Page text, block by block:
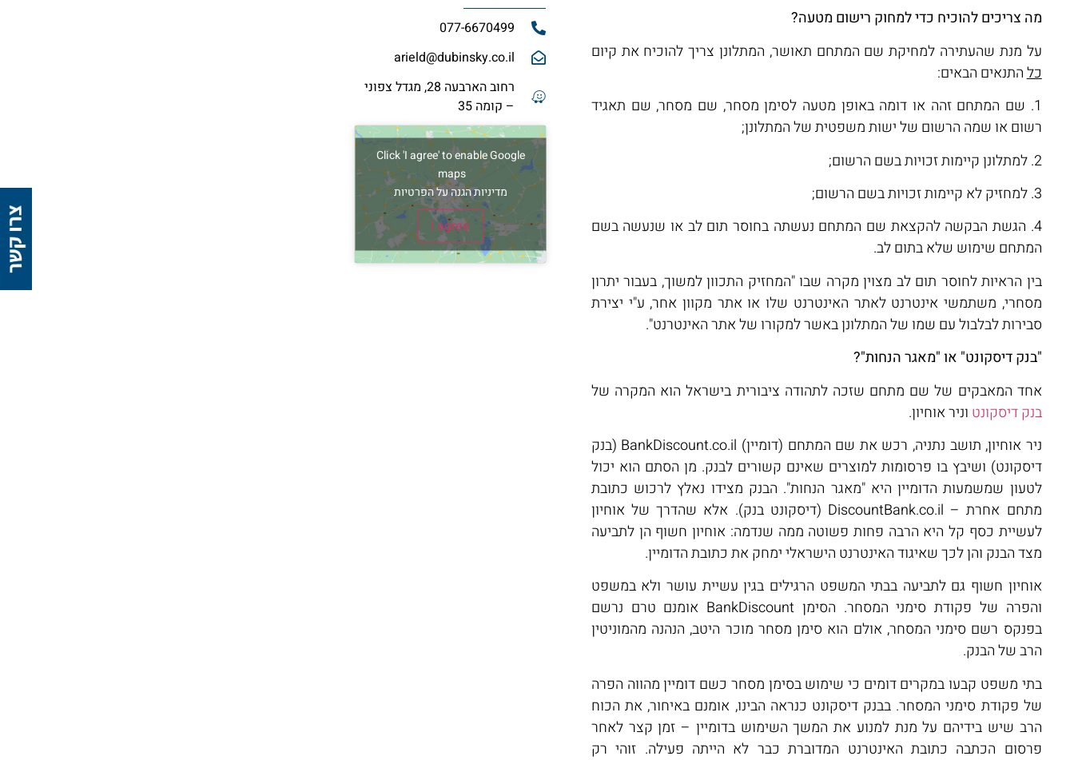
מה צריכים להוכיח כדי למחוק רישום מטעה?
על מנת שהעתירה למחיקת שם המתחם תאושר, המתלונן צריך להוכיח את קיום
כלהתנאים הבאים:
1. שם המתחם זהה או דומה באופן מטעה לסימן מסחר, שם מסחר, שם תאגיד
רשום או שמה הרשום של ישות משפטית של המתלונן;
2. למתלונן קיימות זכויות בשם הרשום;
3. למחזיק לא קיימות זכויות בשם הרשום;
4. הגשת הבקשה להקצאת שם המתחם נעשתה בחוסר תום לב או שנעשה בשם
המתחם שימוש שלא בתום לב.
בין הראיות לחוסר תום לב מצוין מקרה שבו "המחזיק התכוון למשוך, בעבור יתרון
מסחרי, משתמשי אינטרנט לאתר האינטרנט שלו או אתר מקוון אחר, ע"י יצירת
סבירות לבלבול עם שמו של המתלונן באשר למקורו של אתר האינטרנט".
"בנק דיסקונט" או "מאגר הנחות"?
אחד המאבקים של שם מתחם שזכה לתהודה ציבורית בישראל הוא המקרה של
בנק דיסקונט וניר אוחיון.
ניר אוחיון, תושב נתניה, רכש את שם המתחם (דומיין) BankDiscount.co.il (בנק
דיסקונט) ושיבץ בו פרסומות למוצרים שאינם קשורים לבנק. מן הסתם הוא יכול
לטעון שמשמעות הדומיין היא "מאגר הנחות". הבנק מצידו נאלץ לרכוש כתובת
מתחם אחרת – DiscountBank.co.il (דיסקונט בנק). אלא שהדרך של אוחיון
לעשיית כסף קל היא הרבה פחות פשוטה ממה שנדמה: אוחיון חשוף הן לתביעה
מצד הבנק והן לכך שאיגוד האינטרנט הישראלי ימחק את כתובת הדומיין.
אוחיון חשוף גם לתביעה בבתי המשפט הרגילים בגין עשיית עושר ולא במשפט
והפרה של פקודת סימני המסחר. הסימן BankDiscount אומנם טרם נרשם
בפנקס רשם סימני המסחר, אולם הוא סימן מסחר מוכר היטב, הנהנה מהמוניטין
הרב של הבנק.
בתי משפט קבעו במקרים דומים כי שימוש בסימן מסחר כשם דומיין מהווה הפרה
של פקודת סימני המסחר. בבנק דיסקונט כנראה הבינו, אומנם באיחור, את הכוח
הרב שיש בידיהם על מנת למנוע את המשך השימוש בדומיין – זמן קצר לאחר
פרסום הכתבה כתובת האינטרנט המדוברת כבר לא הייתה פעילה. זוהי רק
077-6670499
arield@dubinsky.co.il
רחוב הארבעה 28, מגדל צפוני
– קומה 35
Click 'I agree' to enable Google
maps
מדיניות הגנה על הפרטיות
I agree